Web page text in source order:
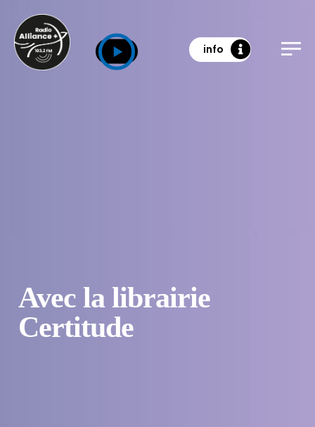
info
Avec la librairie
Certitude